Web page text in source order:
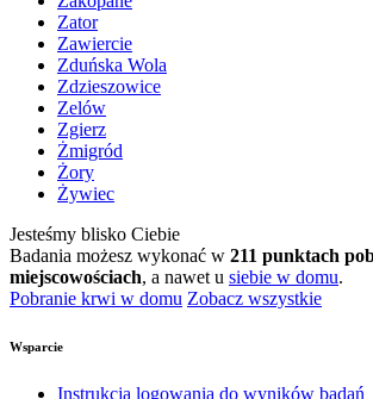
Zator
Zawiercie
Zduńska Wola
Zdzieszowice
Zelów
Zgierz
Żmigród
Żory
Żywiec
Jesteśmy blisko Ciebie
Badania możesz wykonać w 211 punktach
miejscowościach, a nawet u siebie w domu.
Pobranie krwi w domu Zobacz wszystkie
Wsparcie
Instrukcja logowania do wyników badań